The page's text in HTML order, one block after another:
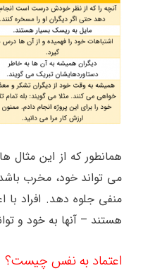
همانطور که از این مثال
می تواند خود، مخرب
منفی جلوه دهد. افراد با
هستند – آنها به خود و
اعتماد به نفس چیست؟